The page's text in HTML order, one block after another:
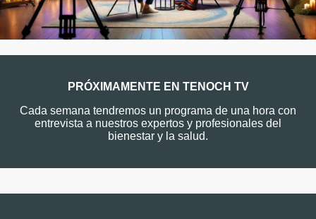
PRÓXIMAMENTE EN TENOCH TV
Cada semana tendremos un programa de una hora con
entrevista a nuestros expertos y profesionales del
bienestar y la salud.